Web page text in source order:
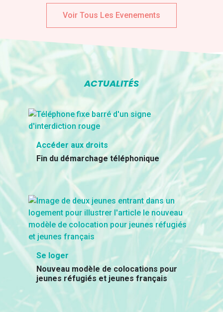
Voir Tous Les Evenements
ACTUALITÉS
Accéder aux droits
Fin du démarchage téléphonique
Se loger
Nouveau modèle de colocations pour
jeunes réfugiés et jeunes français